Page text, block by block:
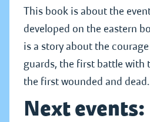
This book is about the
developed on the eastern
is a story about the
guards, the first battle with
the first wounded and
Next events: